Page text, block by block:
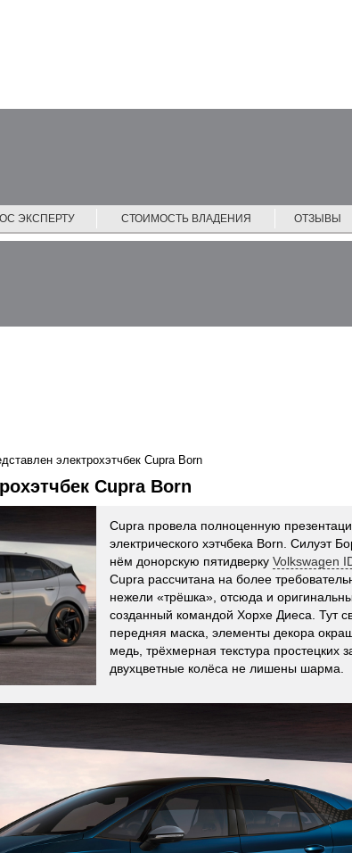
ЭКСПЕРТУ СТОИМОСТЬ ВЛАДЕНИЯ ОТЗЫВЫ
электрохэтчбек Cupra Born
Cupra Born
Cupra провела полноценную
электрического хэтчбека Born. Силуэт
нём донорскую пятидверку Volkswagen
Cupra рассчитана на более
нежели «трёшка», отсюда и
созданный командой Хорхе Диеса. Тут
передняя маска, элементы декора
медь, трёхмерная текстура простецких
двухцветные колёса не лишены шарма.